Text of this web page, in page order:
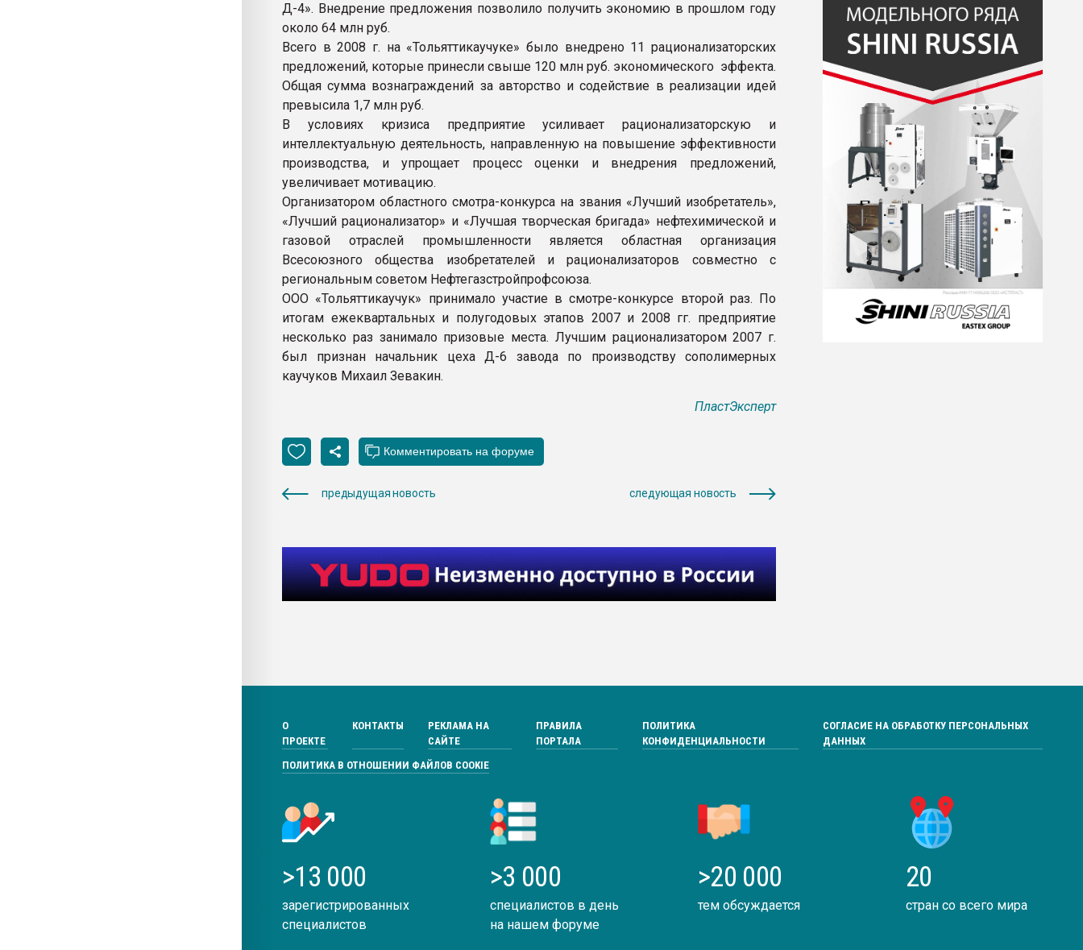
Д-4». Внедрение предложения позволило получить экономию в прошлом году
около 64 млн руб.
Всего в 2008 г. на «Тольяттикаучуке» было внедрено 11 рационализаторских
предложений, которые принесли свыше 120 млн руб. экономического эффекта.
Общая сумма вознаграждений за авторство и содействие в реализации идей
превысила 1,7 млн руб.
В условиях кризиса предприятие усиливает рационализаторскую и
интеллектуальную деятельность, направленную на повышение эффективности
производства, и упрощает процесс оценки и внедрения предложений,
увеличивает мотивацию.
Организатором областного смотра-конкурса на звания «Лучший изобретатель»,
«Лучший рационализатор» и «Лучшая творческая бригада» нефтехимической и
газовой отраслей промышленности является областная организация
Всесоюзного общества изобретателей и рационализаторов совместно с
региональным советом Нефтегазстройпрофсоюза.
ООО «Тольяттикаучук» принимало участие в смотре-конкурсе второй раз. По
итогам ежеквартальных и полугодовых этапов 2007 и 2008 гг. предприятие
несколько раз занимало призовые места. Лучшим рационализатором 2007 г.
был признан начальник цеха Д-6 завода по производству сополимерных
каучуков Михаил Зевакин.
ПластЭксперт
предыдущая новость следующая новость
О
ПРОЕКТЕ
КОНТАКТЫ
РЕКЛАМА НА
САЙТЕ
ПРАВИЛА
ПОРТАЛА
ПОЛИТИКА
КОНФИДЕНЦИАЛЬНОСТИ
СОГЛАСИЕ НА ОБРАБОТКУ ПЕРСОНАЛЬНЫХ
ДАННЫХ
ПОЛИТИКА В ОТНОШЕНИИ ФАЙЛОВ COOKIE
>13 000
зарегистрированных
специалистов
>3 000
специалистов в день
на нашем форуме
>20 000
тем обсуждается
20
стран со всего мира